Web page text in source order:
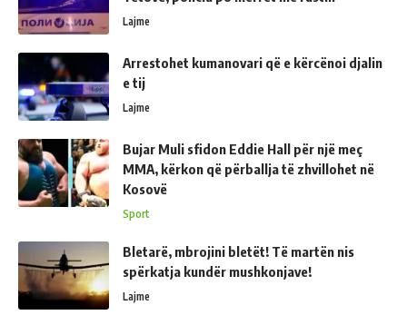
Lajme
Arrestohet kumanovari që e kërcënoi djalin
e tij
Lajme
Bujar Muli sfidon Eddie Hall për një meç
MMA, kërkon që përballja të zhvillohet në
Kosovë
Sport
Bletarë, mbrojini bletët! Të martën nis
spërkatja kundër mushkonjave!
Lajme